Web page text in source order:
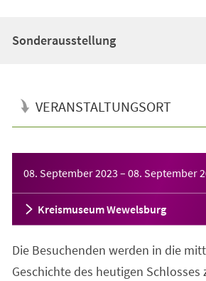
Sonderausstellung
VERANSTALTUNGSORT
08. September 2023 – 08. September
Kreismuseum Wewelsburg
Die Besuchenden werden in die
Geschichte des heutigen